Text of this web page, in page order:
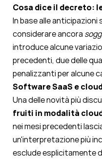
Cosa dice il decreto:
In base alle
considerare ancora
introduce alcune
precedenti, due delle
penalizzanti per alcune
Software SaaS e
Una delle novità più
fruiti in modalità
nei mesi precedenti
un'interpretazione più
esclude esplicitamente